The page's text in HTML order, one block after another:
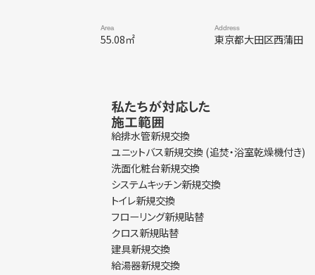
Area
55.08㎡
Address
東京都大田区西蒲田
私たちが対応した
施工範囲
給排水管新規交換
ユニットバス新規交換 (追焚・浴室乾燥機付き)
洗面化粧台新規交換
システムキッチン新規交換
トイレ新規交換
フローリング新規貼替
クロス新規貼替
建具新規交換
給湯器新規交換